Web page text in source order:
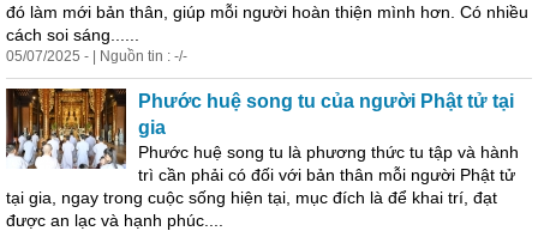
đó làm mới bản thân, giúp mỗi người hoàn thiện mình hơn. Có nhiều
cách soi sáng......
05/07/2025 - | Nguồn tin : -/-
Phước huệ song tu của người Phật tử tại
gia
Phước huệ song tu là phương thức tu tập và hành
trì cần phải có đối với bản thân mỗi người Phật tử
tại gia, ngay trong cuộc sống hiện tại, mục đích là để khai trí, đạt
được an lạc và hạnh phúc....